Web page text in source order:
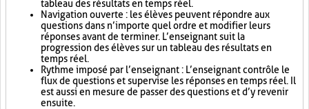
tableau des résultats en temps réel.
Navigation ouverte : les élèves peuvent répondre aux
questions dans n’importe quel ordre et modifier leurs
réponses avant de terminer. L’enseignant suit la
progression des élèves sur un tableau des résultats en
temps réel.
Rythme imposé par l’enseignant : L’enseignant contrôle le
flux de questions et supervise les réponses en temps réel. Il
est aussi en mesure de passer des questions et d’y revenir
ensuite.